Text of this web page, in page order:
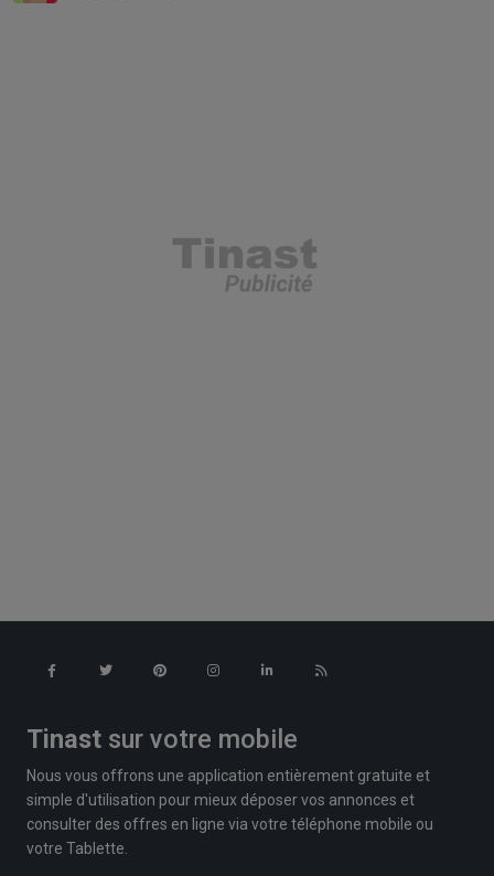
Tinast sur votre mobile
Nous vous offrons une application entièrement gratuite et
simple d'utilisation pour mieux déposer vos annonces et
consulter des offres en ligne via votre téléphone mobile ou
votre Tablette.